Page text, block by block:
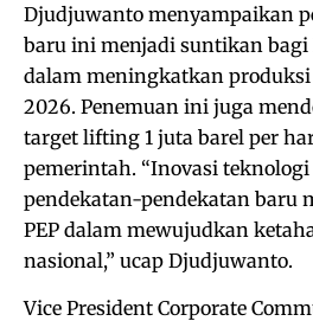
Djudjuwanto menyampaikan
baru ini menjadi suntikan bagi
dalam meningkatkan
2026. Penemuan ini juga
target lifting 1 juta barel per
pemerintah. “Inovasi
pendekatan-pendekatan baru
PEP dalam mewujudkan
nasional,” ucap Djudjuwanto.
Vice President Corporate